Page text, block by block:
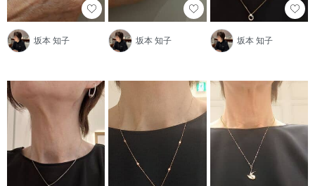
坂本 知子 坂本 知子 坂本 知子